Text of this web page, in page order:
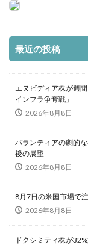
最近の投稿
エヌビディア株が週
インフラ争奪戦」
2026年8月8日
パランティアの劇的
後の展望
2026年8月8日
8月7日の米国市場で
2026年8月8日
ドクシミティ株が